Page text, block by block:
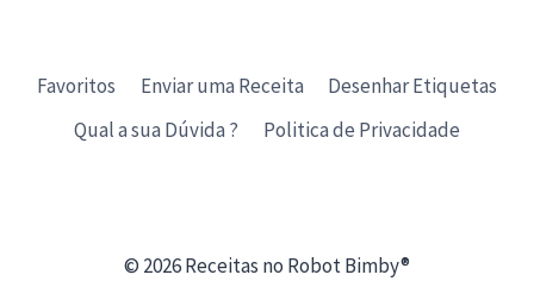
Favoritos Enviar uma Receita
Desenhar Etiquetas
Qual a sua Dúvida ?
Politica de Privacidade
© 2026 Receitas no Robot Bimby®